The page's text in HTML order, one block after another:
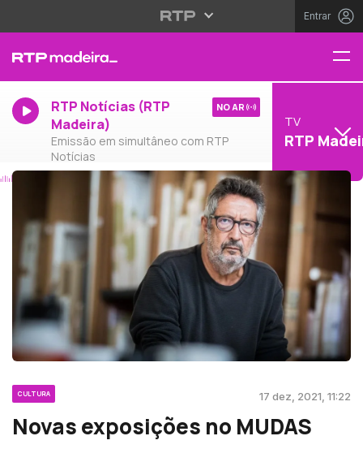
Entrar
RTP Notícias (RTP
Madeira)
Emissão em simultâneo com RTP
Notícias
NO AR
TV
RTP
CULTURA 17 dez, 2021, 11:22
Novas exposições no MUDAS